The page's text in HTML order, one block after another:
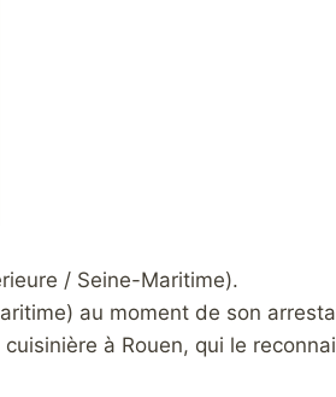
/ Seine-Maritime).
au moment de son
à Rouen, qui le